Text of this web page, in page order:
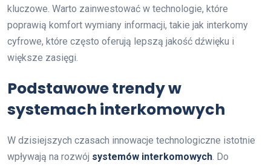
kluczowe. Warto zainwestować w technologie, które
poprawią komfort wymiany informacji, takie jak interkomy
cyfrowe, które często oferują lepszą jakość dźwięku i
większe zasięgi.
Podstawowe trendy w
systemach interkomowych
W dzisiejszych czasach innowacje technologiczne istotnie
wpływają na rozwój systemów interkomowych . Do